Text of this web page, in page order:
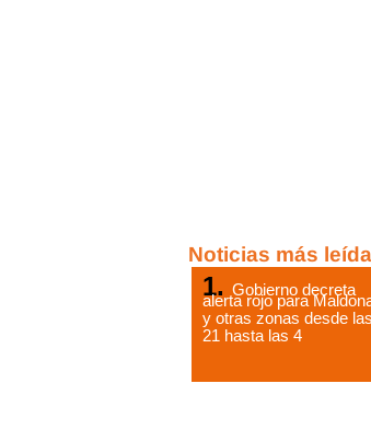
Noticias más
Gobierno decreta
alerta rojo para
y otras zonas desde las
21 hasta las 4